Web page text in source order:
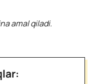
amal qiladi.